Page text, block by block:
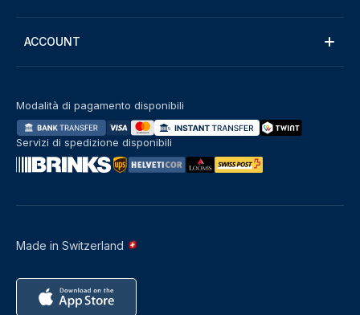
ACCOUNT
Made in Switzerland
Modalità di pagamento disponibili
Servizi di spedizione disponibili